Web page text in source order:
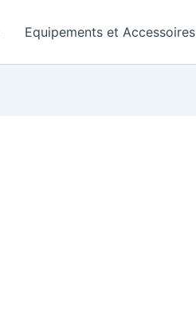
Equipements et Accessoires